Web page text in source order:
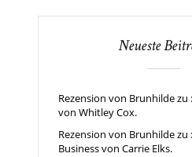
Neueste
Rezension von Brunhilde
von Whitley Cox.
Rezension von Brunhilde zu
Business von Carrie Elks.